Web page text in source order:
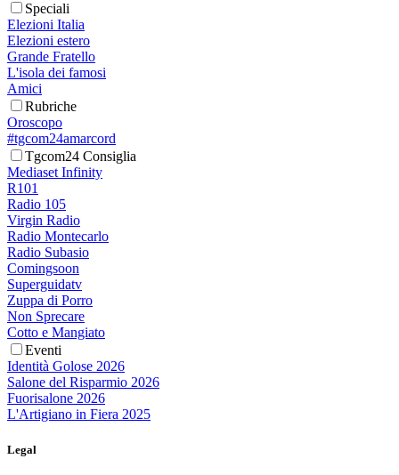
Speciali
Elezioni Italia
Elezioni estero
Grande Fratello
L'isola dei famosi
Amici
Rubriche
Oroscopo
#tgcom24amarcord
Tgcom24 Consiglia
Mediaset Infinity
R101
Radio 105
Virgin Radio
Radio Montecarlo
Radio Subasio
Comingsoon
Superguidatv
Zuppa di Porro
Non Sprecare
Cotto e Mangiato
Eventi
Identità Golose 2026
Salone del Risparmio 2026
Fuorisalone 2026
L'Artigiano in Fiera 2025
Legal